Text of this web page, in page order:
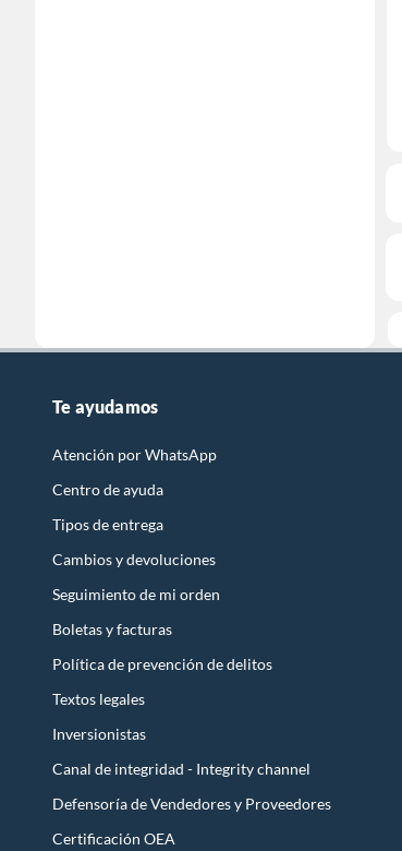
Te ayudamos
Atención por WhatsApp
Centro de ayuda
Tipos de entrega
Cambios y devoluciones
Seguimiento de mi orden
Boletas y facturas
Política de prevención de delitos
Textos legales
Inversionistas
Canal de integridad - Integrity channel
Defensoría de Vendedores y Proveedores
Certificación OEA